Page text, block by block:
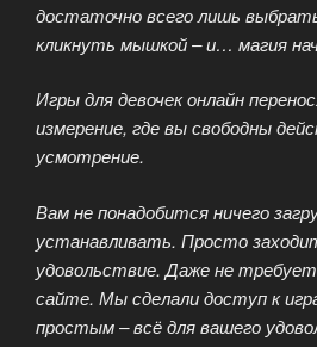
достаточно всего лишь
кликнуть мышкой – и… магия
Игры для девочек онлайн
измерение, где вы свободны
усмотрение.
Вам не понадобится ничего
устанавливать. Просто
удовольствие. Даже не
сайте. Мы сделали доступ к
простым – всё для вашего